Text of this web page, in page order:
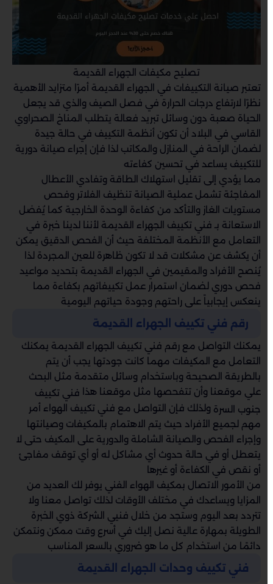
تصليح مكيفات الجهراء القديمة
تعتبر صيانة التكييفات في الجهراء القديمة أمرًا متزايد الأهمية
نظرًا لارتفاع درجات الحرارة في فصل الصيف والذي قد يجعل
الحياة صعبة دون وسائل تبريد فعالة يتطلب المناخ الصحراوي
القاسي في البلاد أن تكون أنظمة التكييف في حالة جيدة
لضمان الراحة في المنازل والمكاتب لذا فإن إجراء صيانة دورية
للتكييف يساعد في تحسين كفاءته
مما يؤدي إلى تقليل استهلاك الطاقة وتفادي الأعطال
المفاجئة تشمل عملية الصيانة تنظيف الفلاتر وفحص
مستويات الغاز والتأكد من كفاءة الوحدة الخارجية كما يُفضل
الاستعانة بـ فني تكييف الجهراء القديمة لأننا لدينا خبرة في
التعامل مع الأنظمة المختلفة حيث أن الفحص الدقيق يمكن
أن يكشف عن مشكلات قد لا تكون ظاهرة للعين المجردة لذا
يُنصح الأفراد والمقيمين في الجهراء القديمة بتحديد مواعيد
فحص دوري لضمان استمرار عمل تكييفاتهم بكفاءة مما
ينعكس إيجابياً على راحتهم وجودة حياتهم اليومية
رقم فني تكييف الجهراء القديمة
يمكنك التواصل مع رقم فني تكييف الجهراء القديمة يمكنك
التعامل مع المكيفات مهما كانت جودتها يجب أن يتم
بالطريقة الصحيحة وباستخدام وسائل متقدمة مثل البحث
علي موقعنا وأن تتفحصها مثل موقعنا هذافني تكييف
جنوب السرةولذلك فإن التواصل مع فني تكييف الهواء أمر
مهم لجميع الأفراد حيث يتم الاهتمام بالمكيفات وصيانتها
وإجراء الفحص والصيانة الشاملة والدورية على المكيف حتى لا
يتعطل أو في حالة حدوث أي مشاكل له أو أي توقف مفاجئ
أو نقص في الكفاءة أو غيرها
من الأمور الاتصال بمكيف الهواء الفني يوفر لك العديد من
المزايا ويساعدك في مختلف الأوقات لذلك تواصل معنا ولا
تتردد بعد اليوم وستجد من خلال فنيي الشركة ذوي الخبرة
الطويلة بمهارة عالية نصل إليك في أسرع وقت ممكن ونتمكن
دائمًا من استخدام كل ما هو ضروري بالسعر المناسب
فني تكييف وحدات الجهراء القديمة